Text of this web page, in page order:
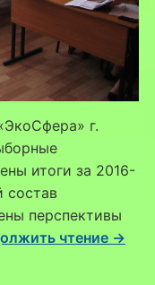
г.
итоги за 2016-
состав
перспективы
чтение →